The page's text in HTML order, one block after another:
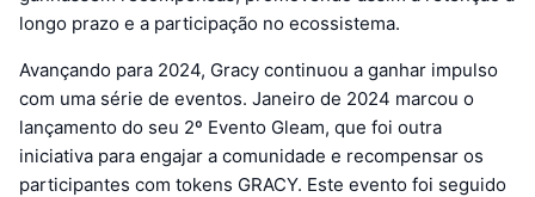
longo prazo e a participação no ecossistema.
Avançando para 2024, Gracy continuou a ganhar impulso
com uma série de eventos. Janeiro de 2024 marcou o
lançamento do seu 2º Evento Gleam, que foi outra
iniciativa para engajar a comunidade e recompensar os
participantes com tokens GRACY. Este evento foi seguido